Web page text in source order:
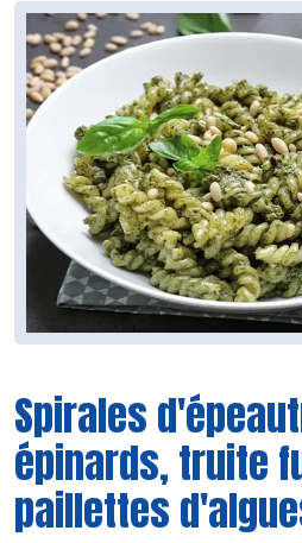
Spirales
épinards, truite
paillettes